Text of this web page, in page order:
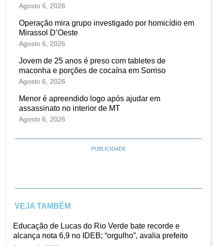
Agosto 6, 2026
Operação mira grupo investigado por homicídio em
Mirassol D’Oeste
Agosto 6, 2026
Jovem de 25 anos é preso com tabletes de
maconha e porções de cocaína em Sorriso
Agosto 6, 2026
Menor é apreendido logo após ajudar em
assassinato no interior de MT
Agosto 6, 2026
PUBLICIDADE
VEJA TAMBÉM
Educação de Lucas do Rio Verde bate recorde e
alcança nota 6,9 no IDEB; “orgulho”, avalia prefeito